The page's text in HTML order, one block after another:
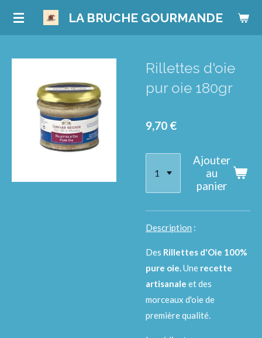
Passer
principal
LA BRUCHE GOURMANDE
Rillettes d'oie
pur oie 180gr
9,70 €
Ajouter
au
panier
Description :
Des Rillettes d'Oie 100%
pure oie.Une recette
artisanale et des
morceaux d'oie de
première qualité.